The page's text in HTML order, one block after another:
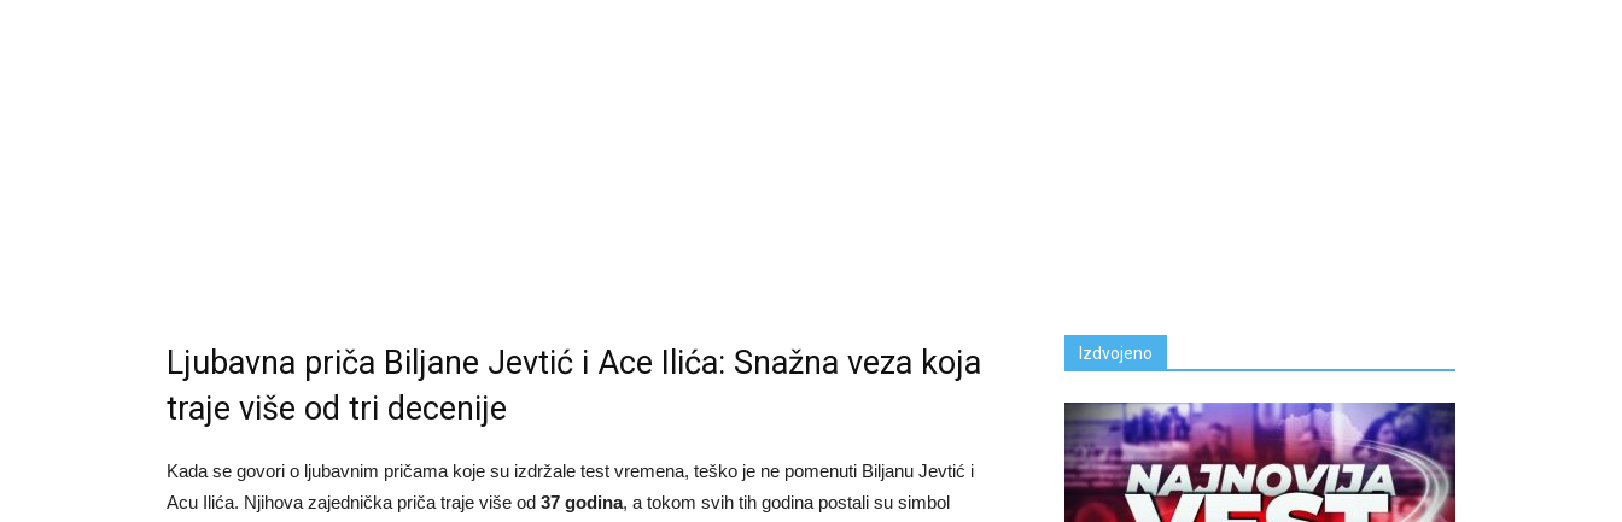
Ljubavna priča Biljane Jevtić i Ace Ilića: Snažna veza koja
traje više od tri decenije
Kada se govori o ljubavnim pričama koje su izdržale test vremena, teško je ne pomenuti Biljanu Jevtić i
Acu Ilića. Njihova zajednička priča traje više od 37 godina, a tokom svih tih godina postali su simbol
Izdvojeno